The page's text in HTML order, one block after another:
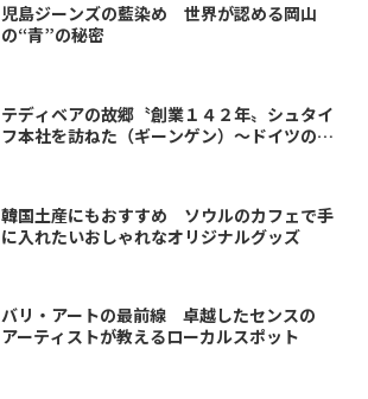
児島ジーンズの藍染め 世界が認める岡山
の“青”の秘密
テディベアの故郷〝創業１４２年〟シュタイ
フ本社を訪ねた（ギーンゲン）〜ドイツの優
韓国土産にもおすすめ ソウルのカフェで手
に入れたいおしゃれなオリジナルグッズ
バリ・アートの最前線 卓越したセンスの
アーティストが教えるローカルスポット